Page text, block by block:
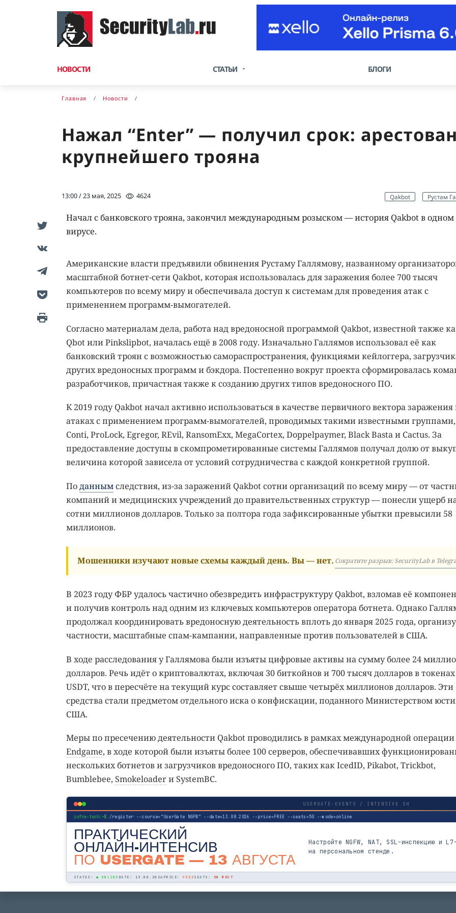
НОВОСТИ СТАТЬИ БЛОГИ
Главная Новости
Нажал “Enter” — получил срок:
крупнейшего трояна
13:00 / 23 мая, 2025 4624 Qakbot Рустам
Начал с банковского трояна, закончил международным розыском — история Qakbot в одном
вирусе.
Американские власти предъявили обвинения Рустаму Галлямову, названному
масштабной ботнет-сети Qakbot, которая использовалась для заражения более 700 тысяч
компьютеров по всему миру и обеспечивала доступ к системам для проведения атак с
применением программ-вымогателей.
Согласно материалам дела, работа над вредоносной программой Qakbot, известной также
Qbot или Pinkslipbot, началась ещё в 2008 году. Изначально Галлямов использовал её как
банковский троян с возможностью самораспространения, функциями кейлоггера,
других вредоносных программ и бэкдора. Постепенно вокруг проекта сформировалась
разработчиков, причастная также к созданию других типов вредоносного ПО.
К 2019 году Qakbot начал активно использоваться в качестве первичного вектора
атаках с применением программ-вымогателей, проводимых такими известными
Conti, ProLock, Egregor, REvil, RansomExx, MegaCortex, Doppelpaymer, Black Basta и Cactus. За
предоставление доступы в скомпрометированные системы Галлямов получал долю от
величина которой зависела от условий сотрудничества с каждой конкретной группой.
Поданнымследствия, из-за заражений Qakbot сотни организаций по всему миру — от
компаний и медицинских учреждений до правительственных структур — понесли ущерб
сотни миллионов долларов. Только за полтора года зафиксированные убытки превысили 58
миллионов.
Мошенники изучают новые схемы каждый день. Вы — нет. Сократите разрыв: SecurityLab в
В 2023 году ФБР удалось частично обезвредить инфраструктуру Qakbot, взломав её
и получив контроль над одним из ключевых компьютеров оператора ботнета. Однако
продолжал координировать вредоносную деятельность вплоть до января 2025 года,
частности, масштабные спам-кампании, направленные против пользователей в США.
В ходе расследования у Галлямова были изъяты цифровые активы на сумму более 24
долларов. Речь идёт о криптовалютах, включая 30 биткойнов и 700 тысяч долларов в токенах
USDT, что в пересчёте на текущий курс составляет свыше четырёх миллионов долларов. Эти
средства стали предметом отдельного иска о конфискации, поданного Министерством
США.
Меры по пресечению деятельности Qakbot проводились в рамках международной операции
Endgame, в ходе которой были изъяты более 100 серверов, обеспечивавших
нескольких ботнетов и загрузчиков вредоносного ПО, таких как IcedID, Pikabot, Trickbot,
Bumblebee, Smokeloaderи SystemBC.
USERGATE-EVENTS / INTENSIVE.SH
infra-tech:~$ ./register --course="UserGate NGFW" --date=13.08.2026 --price=FREE --seats=50 --mode=online
ПРАКТИЧЕСКИЙ
ОНЛАЙН-ИНТЕНСИВ
ПО USERGATE — 13 АВГУСТА
Настройте NGFW, NAT, SSL-инспекцию и
на персональном стенде.
STATUS: ● ONLINE DATE: 13.08.2026 PRICE: FREE SEATS: 50 МЕСТ